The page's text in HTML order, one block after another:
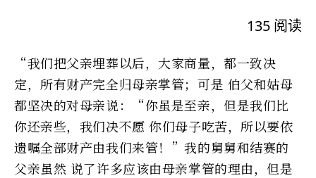
135 阅读
“我们把父亲埋葬以后，大家商量，都一致决
定，所有财产完全归母亲掌管；可是 伯父和姑母
都坚决的对母亲说：“你虽是至亲，但是我们比
你还亲些，我们决不愿 你们母子吃苦，所以要依
遗嘱全部财产由我们来管！”我的舅舅和结赛的
父亲虽然 说了许多应该由母亲掌管的理由，但是